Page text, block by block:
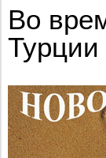
Во
Турции